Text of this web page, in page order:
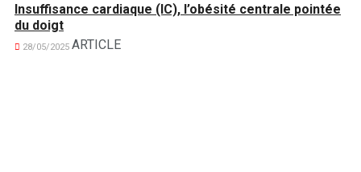
Insuffisance cardiaque (IC), l’obésité centrale pointée
du doigt
28/05/2025 ARTICLE